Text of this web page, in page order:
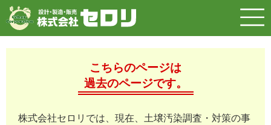
こちらのページは
過去のページです。
株式会社セロリでは、現在、土壌汚染調査・対策の事